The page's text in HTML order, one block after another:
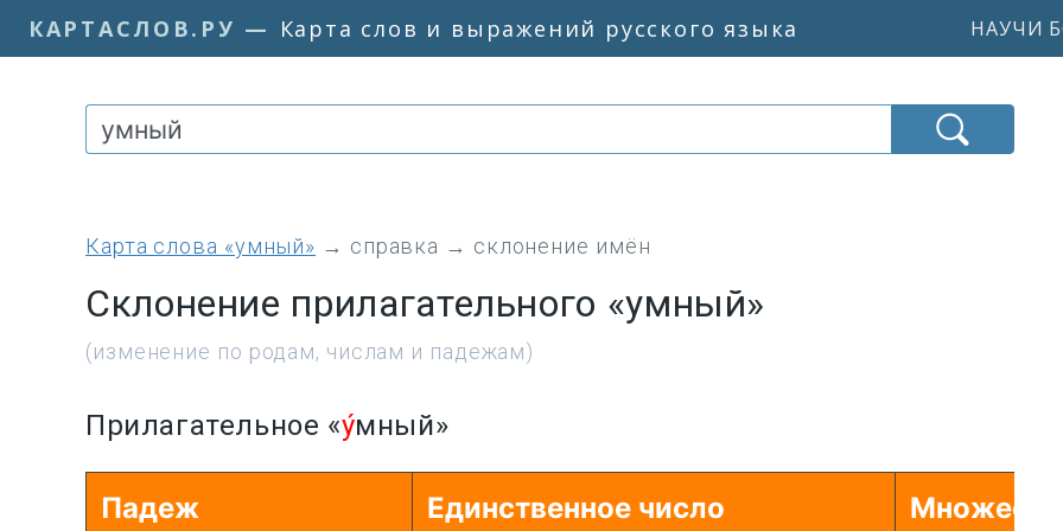
КАРТАСЛОВ.РУ — Карта слов и выражений русского языка НАУЧИ
Карта слова «умный» → справка → склонение имён
Склонение прилагательного «умный»
(изменение по родам, числам и падежам)
Прилагательное «у́мный»
Падеж Единственное число